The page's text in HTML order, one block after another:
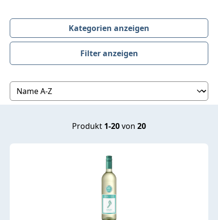
Kategorien anzeigen
Filter anzeigen
Produktübersicht
Produkt 1-20von 20